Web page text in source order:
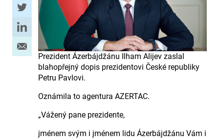
Prezident Ázerbájdžánu Ilham Alijev zaslal
blahopřejný dopis prezidentovi České republiky
Petru Pavlovi.
Oznámila to agentura AZERTAC.
„Vážený pane prezidente,
jménem svým i jménem lidu Ázerbájdžánu Vám i